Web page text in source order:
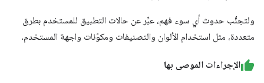
ولتجنُّب حدوث أي سوء فهم، عبِّر عن حالات التطبيق للمستخدم بطرق
متعددة، مثل استخدام الألوان والتصنيفات ومكوّنات واجهة المستخدم.
الإجراءات الموصى بها